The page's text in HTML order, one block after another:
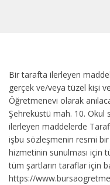
Bir tarafta ilerleyen
gerçek ve/veya tüzel kişi
Öğretmenevi olarak
Şehreküstü mah. 10. Okul
ilerleyen maddelerde
işbu sözleşmenin resmi
hizmetinin sunulması için
tüm şartların taraflar için
https://